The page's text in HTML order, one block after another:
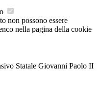
non possono essere
nella pagina della cookie
Statale Giovanni Paolo II